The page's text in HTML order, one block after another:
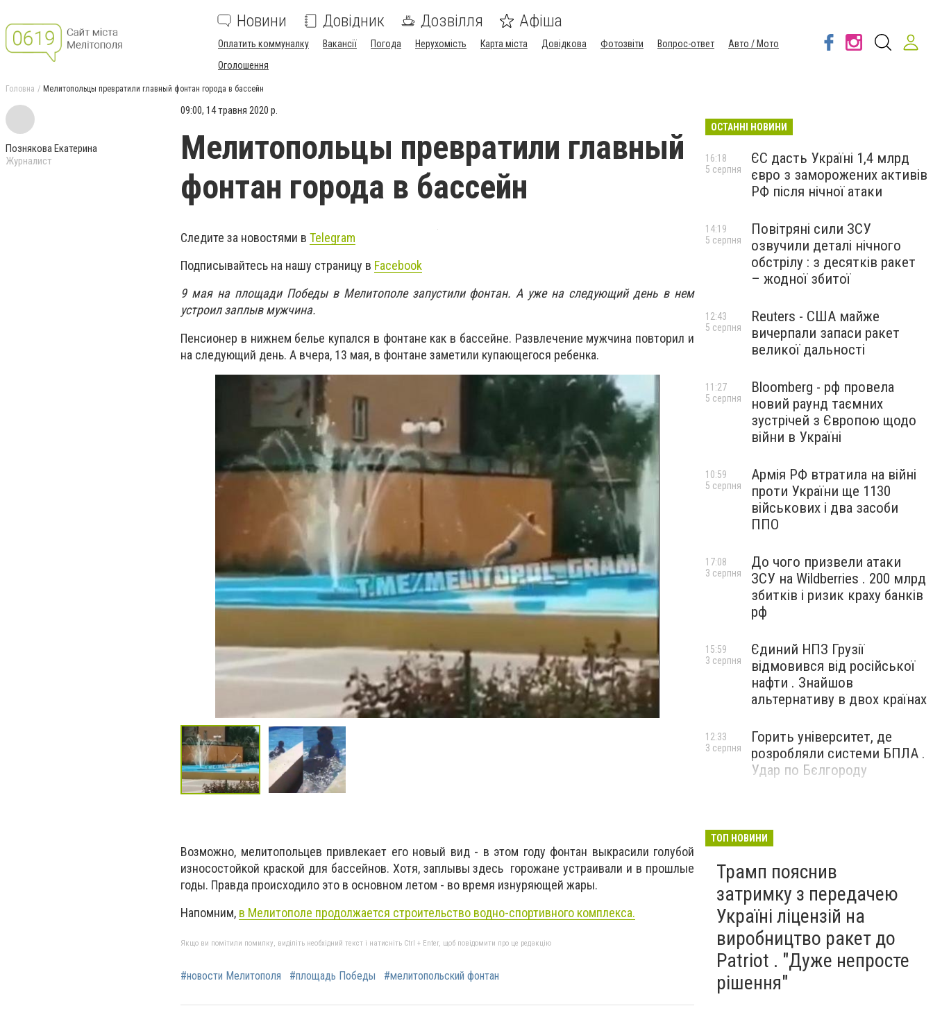
Новини Довідник Дозвілля Афіша
Оплатить коммуналку Вакансії Погода Нерухомість Карта міста Довідкова Фотозвіти Вопрос-ответ
Авто / Мото
Оголошення
Головна Мелитопольцы превратили главный фонтан города в бассейн
Познякова Екатерина
Журналист
09:00, 14 травня 2020 р.
Мелитопольцы превратили главный
фонтан города в бассейн
Следите за новостями в Telegram
Подписывайтесь на нашу страницу в Facebook
9 мая на площади Победы в Мелитополе запустили фонтан. А уже на следующий день в нем
устроил заплыв мужчина.
Пенсионер в нижнем белье купался в фонтане как в бассейне. Развлечение мужчина повторил и
на следующий день. А вчера, 13 мая, в фонтане заметили купающегося ребенка.
Возможно, мелитопольцев привлекает его новый вид - в этом году фонтан выкрасили голубой
износостойкой краской для бассейнов. Хотя, заплывы здесь горожане устраивали и в прошлые
годы. Правда происходило это в основном летом - во время изнуряющей жары.
Напомним, в Мелитополе продолжается строительство водно-спортивного комплекса.
Якщо ви помітили помилку, виділіть необхідний текст і натисніть Ctrl + Enter, щоб повідомити про це редакцію
#новости Мелитополя #площадь Победы #мелитопольский фонтан
ОСТАННІ НОВИНИ
ЄС дасть Україні 1,4 млрд
євро з заморожених активів
РФ після нічної атаки
16:18
5 серпня
Повітряні сили ЗСУ
озвучили деталі нічного
обстрілу : з десятків ракет
– жодної збитої
14:19
5 серпня
Reuters - США майже
вичерпали запаси ракет
великої дальності
12:43
5 серпня
Bloomberg - рф провела
новий раунд таємних
зустрічей з Європою щодо
війни в Україні
11:27
5 серпня
Армія РФ втратила на війні
проти України ще 1130
військових і два засоби
ППО
10:59
5 серпня
До чого призвели атаки
ЗСУ на Wildberries . 200 млрд
збитків і ризик краху банків
рф
17:08
3 серпня
Єдиний НПЗ Грузії
відмовився від російської
нафти . Знайшов
альтернативу в двох країнах
15:59
3 серпня
Горить університет, де
розробляли системи БПЛА .
Удар по Бєлгороду
12:33
3 серпня
ТОП НОВИНИ
Трамп пояснив
затримку з передачею
Україні ліцензій на
виробництво ракет до
Patriot . "Дуже непросте
рішення"